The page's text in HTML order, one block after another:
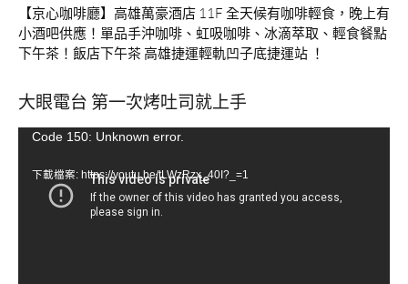
【京心咖啡廳】高雄萬豪酒店 11F 全天候有咖啡輕食，晚上有
小酒吧供應！單品手沖咖啡、虹吸咖啡、冰滴萃取、輕食餐點
下午茶！飯店下午茶 高雄捷運輕軌凹子底捷運站 ！
大眼電台 第一次烤吐司就上手
視Code 150: Unknown error.
下載檔案: https://youtu.be/tLWzRzx_40I?_=1